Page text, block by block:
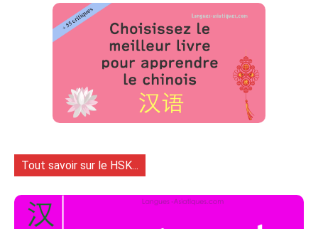
Tout savoir sur le HSK...